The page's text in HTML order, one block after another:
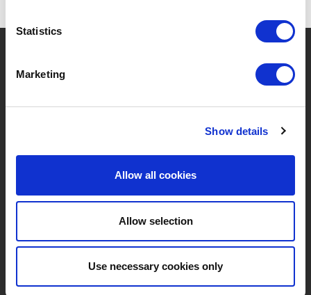
Statistics
Marketing
Show details
Allow all cookies
Allow selection
Use necessary cookies only
Marques
Catégories
À Propos De Nous
Offres D'emploi
MY LIVWISE-PRO LOGIN